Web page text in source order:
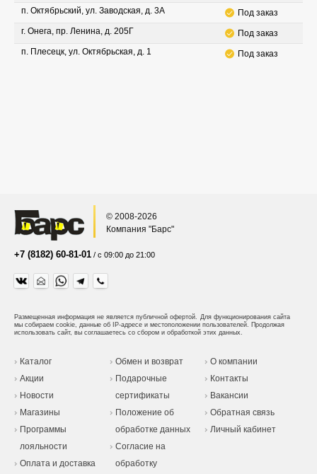
п. Октябрьский, ул. Заводская, д. 3А
Под заказ
г. Онега, пр. Ленина, д. 205Г
Под заказ
п. Плесецк, ул. Октябрьская, д. 1
Под заказ
© 2008-2026
Компания "Барс"
+7 (8182) 60-81-01 / с 09:00 до 21:00
Размещенная информация не является публичной офертой. Для функционирования сайта
мы собираем cookie, данные об IP-адресе и местоположении пользователей. Продолжая
использовать сайт, вы соглашаетесь со сбором и обработкой этих данных.
Каталог
Акции
Новости
Магазины
Программы
лояльности
Оплата и доставка
Обмен и возврат
Подарочные
сертификаты
Положение об
обработке данных
Согласие на
обработку
О компании
Контакты
Вакансии
Обратная связь
Личный кабинет